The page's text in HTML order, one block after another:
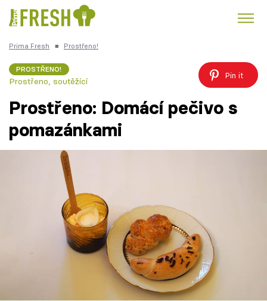
Česká kuchyně
Témata
TV Program
Prima Fresh ■ Prostřeno!
PROSTŘENO!
Prostřeno, soutěžící
Pin it
Prostřeno: Domácí pečivo s
pomazánkami